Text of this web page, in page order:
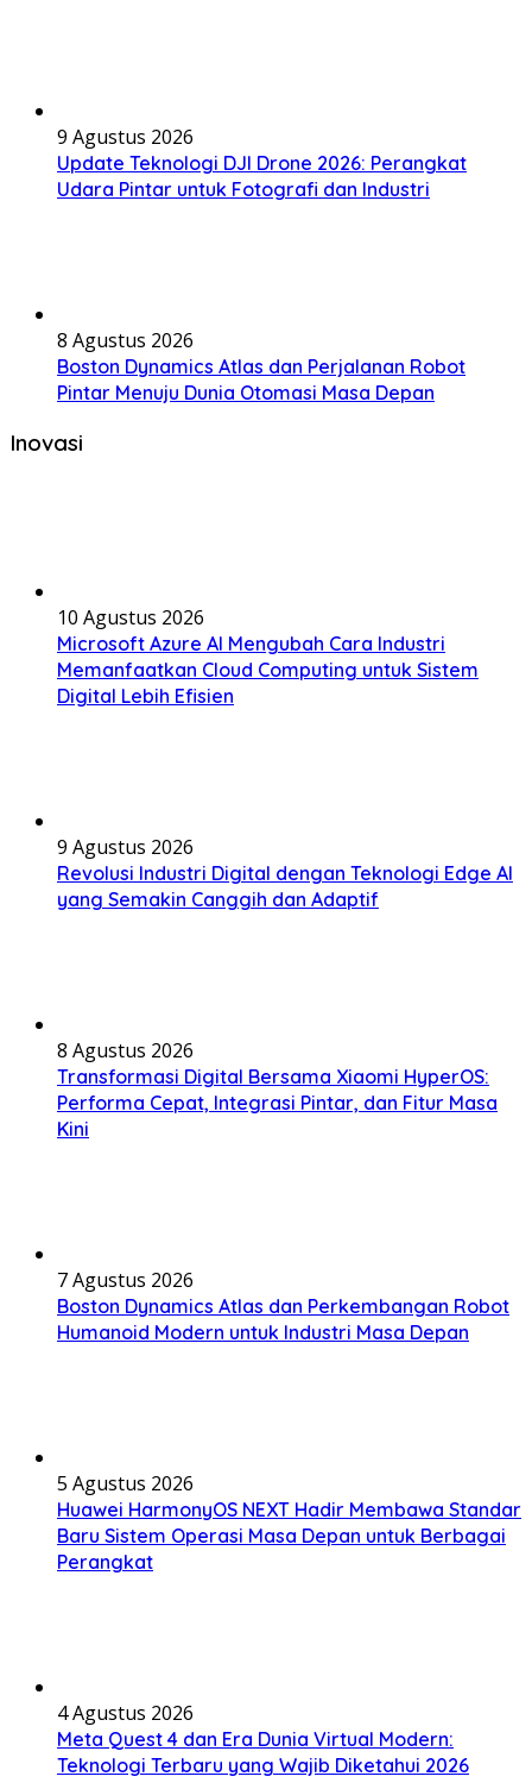
9 Agustus 2026
Update Teknologi DJI Drone 2026: Perangkat
Udara Pintar untuk Fotografi dan Industri
8 Agustus 2026
Boston Dynamics Atlas dan Perjalanan Robot
Pintar Menuju Dunia Otomasi Masa Depan
Inovasi
10 Agustus 2026
Microsoft Azure AI Mengubah Cara Industri
Memanfaatkan Cloud Computing untuk Sistem
Digital Lebih Efisien
9 Agustus 2026
Revolusi Industri Digital dengan Teknologi Edge AI
yang Semakin Canggih dan Adaptif
8 Agustus 2026
Transformasi Digital Bersama Xiaomi HyperOS:
Performa Cepat, Integrasi Pintar, dan Fitur Masa
Kini
7 Agustus 2026
Boston Dynamics Atlas dan Perkembangan Robot
Humanoid Modern untuk Industri Masa Depan
5 Agustus 2026
Huawei HarmonyOS NEXT Hadir Membawa Standar
Baru Sistem Operasi Masa Depan untuk Berbagai
Perangkat
4 Agustus 2026
Meta Quest 4 dan Era Dunia Virtual Modern:
Teknologi Terbaru yang Wajib Diketahui 2026